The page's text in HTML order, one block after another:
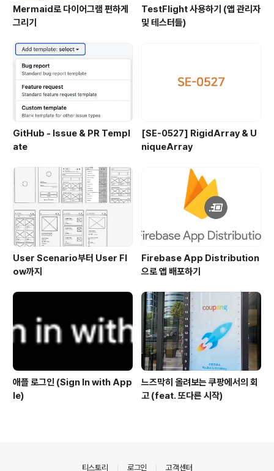
Mermaid로 다이어그램 편하게
그리기
TestFlight 사용하기 (앱 관리자
및 테스터들)
GitHub - Issue & PR Templ
ate
[SE-0527] RigidArray & U
niqueArray
User Scenario부터 User Fl
ow까지
Firebase App Distribution
으로 앱 배포하기
애플 로그인 (Sign In with App
le)
느즈막히 올려보는 쿠팡에서의 회
고 (feat. 또다른 시작)
티스토리 로그인 고객센터